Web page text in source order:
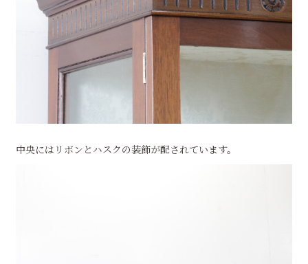
中央にはリボンとハスクの装飾が配されています。